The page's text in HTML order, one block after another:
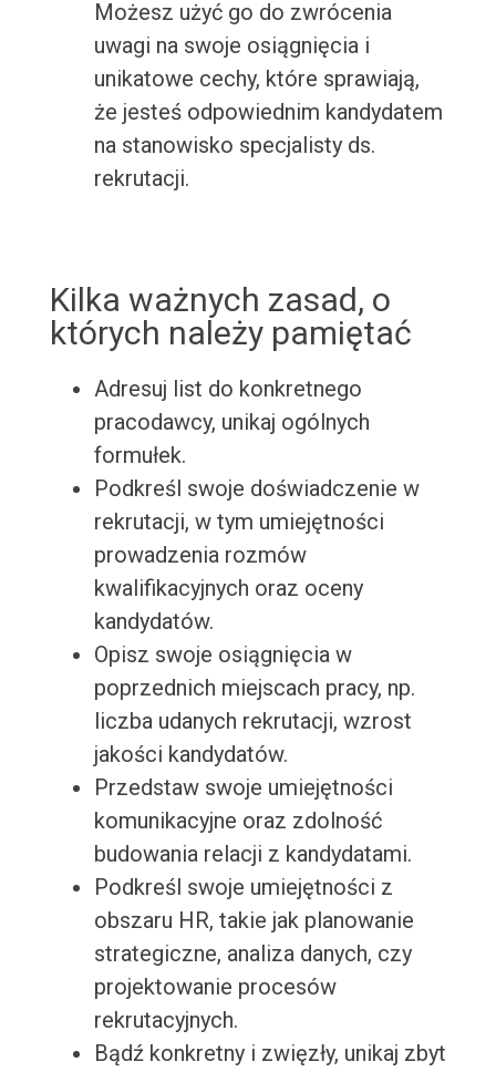
Możesz użyć go do zwrócenia
uwagi na swoje osiągnięcia i
unikatowe cechy, które sprawiają,
że jesteś odpowiednim kandydatem
na stanowisko specjalisty ds.
rekrutacji.
Kilka ważnych zasad, o
których należy pamiętać
Adresuj list do konkretnego
pracodawcy, unikaj ogólnych
formułek.
Podkreśl swoje doświadczenie w
rekrutacji, w tym umiejętności
prowadzenia rozmów
kwalifikacyjnych oraz oceny
kandydatów.
Opisz swoje osiągnięcia w
poprzednich miejscach pracy, np.
liczba udanych rekrutacji, wzrost
jakości kandydatów.
Przedstaw swoje umiejętności
komunikacyjne oraz zdolność
budowania relacji z kandydatami.
Podkreśl swoje umiejętności z
obszaru HR, takie jak planowanie
strategiczne, analiza danych, czy
projektowanie procesów
rekrutacyjnych.
Bądź konkretny i zwięzły, unikaj zbyt